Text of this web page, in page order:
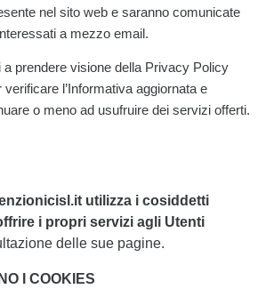
nel sito web e saranno comunicate
a mezzo email.
a prendere visione della Privacy Policy
l’Informativa aggiornata e
o meno ad usufruire dei servizi offerti.
utilizza i cosiddetti
i propri servizi agli Utenti
delle sue pagine.
I COOKIES